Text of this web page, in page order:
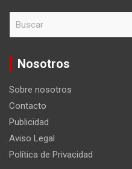
c
Nosotros
Sobre nosotros
Contacto
Publicidad
Aviso Legal
Política de Privacidad